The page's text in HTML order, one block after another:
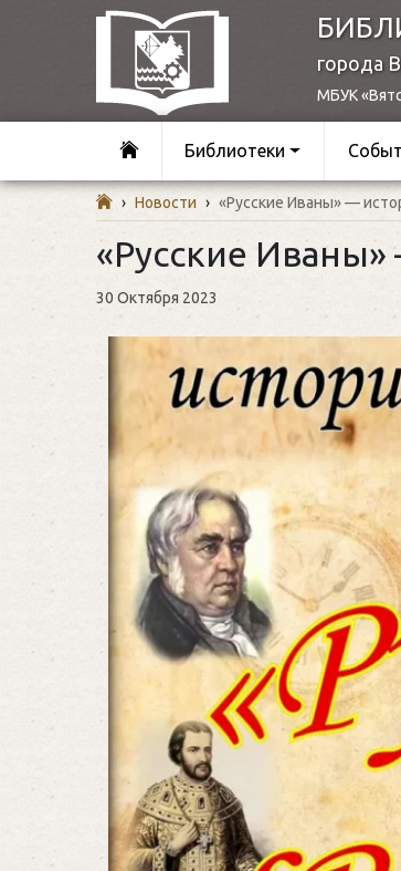
города
МБУК
Библиотеки
› Новости › «Русские Иваны» —
«Русские Иваны»
30 Октября 2023